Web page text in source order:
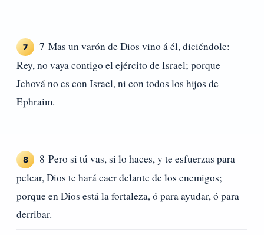
7
7 Mas un varón de Dios vino á él, diciéndole:
Rey, no vaya contigo el ejército de Israel; porque
Jehová no es con Israel, ni con todos los hijos de
Ephraim.
8
8 Pero si tú vas, si lo haces, y te esfuerzas para
pelear, Dios te hará caer delante de los enemigos;
porque en Dios está la fortaleza, ó para ayudar, ó para
derribar.